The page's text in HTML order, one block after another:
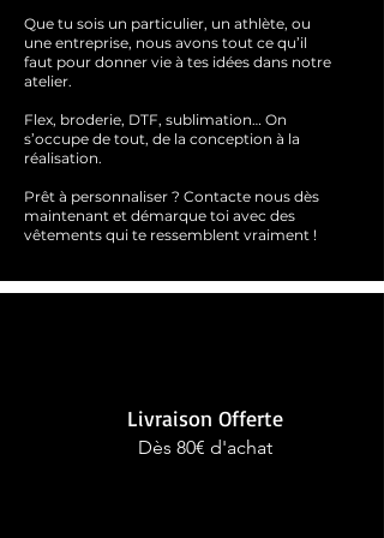
Que tu sois un particulier, un athlète, ou
une entreprise, nous avons tout ce qu’il
faut pour donner vie à tes idées dans notre
atelier.
Flex, broderie, DTF, sublimation… On
s’occupe de tout, de la conception à la
réalisation.
Prêt à personnaliser ? Contacte nous dès
maintenant et démarque toi avec des
vêtements qui te ressemblent vraiment !
Livraison Offerte
Dès 80€ d'achat